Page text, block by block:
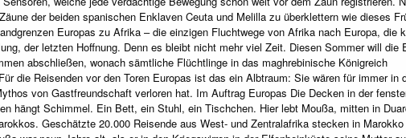
der beiden spanischen Enklaven Ceuta und Melilla zu überklettern wie dieses
Europas zu Afrika – die einzigen Fluchtwege von Afrika nach Europa, die
der letzten Hoffnung. Denn es bleibt nicht mehr viel Zeit. Diesen Sommer will die
abschließen, wonach sämtliche Flüchtlinge in das maghrebinische Königreich
die Reisenden vor den Toren Europas ist das ein Albtraum: Sie wären für immer in
von Gastfreundschaft verloren hat. Im Auftrag Europas Die Decken in der
hängt Schimmel. Ein Bett, ein Stuhl, ein Tischchen. Hier lebt Moußa, mitten in
Geschätzte 20.000 Reisende aus West- und Zentralafrika stecken in